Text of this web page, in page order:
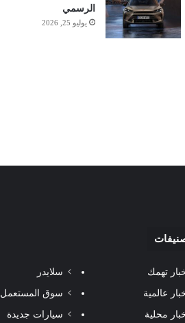
الرسمي
يوليو 25, 2026
تهمك
عالمية
محلية
سلايدر
سوق المستعمل
سيارات جديدة